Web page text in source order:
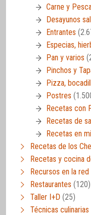
Carne y
Desayunos
Entrantes
Especias,
Pan y varios
Pinchos y
Pizza,
Postres
Recetas con
Recetas de
Recetas en
Recetas de los
Recetas y cocina
Recursos en la red
Restaurantes (120)
Taller I+D (25)
Técnicas culinarias